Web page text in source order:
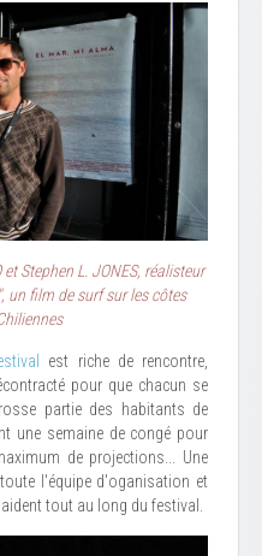
Stephen L. JONES, réalisteur
", un film de surf sur les côtes
est riche de rencontre,
pour que chacun se
partie des habitants de
une semaine de congé pour
de projections... Une
l'équipe d'oganisation et
tout au long du festival.